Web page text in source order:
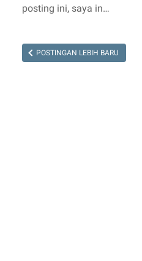
posting ini, saya in…
POSTINGAN LEBIH BARU